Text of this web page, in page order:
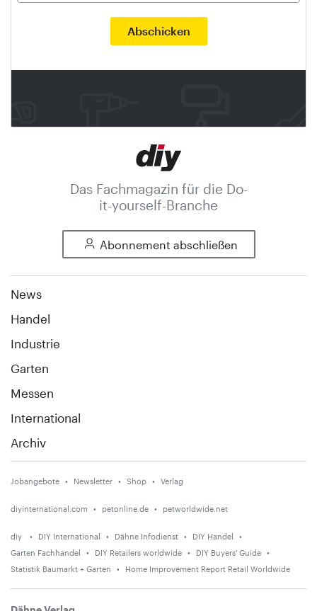
Das Fachmagazin für die Do-
it-yourself-Branche
Abonnement abschließen
News
Handel
Industrie
Garten
Messen
International
Archiv
Jobangebote Newsletter Shop Verlag
diyinternational.com petonline.de petworldwide.net
diy DIY International Dähne Infodienst
DIY Handel
Garten Fachhandel
DIY Retailers worldwide
DIY Buyers' Guide
Statistik Baumarkt + Garten
Home Improvement Report Retail Worldwide